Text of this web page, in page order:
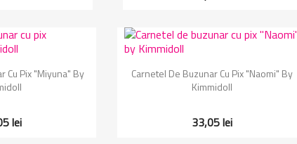
rapida
Cu Pix "Miyuna" By
lei
Vizualizare rapida
Carnetel De Buzunar Cu Pix "Naomi" By
Kimmidoll
33,05 lei